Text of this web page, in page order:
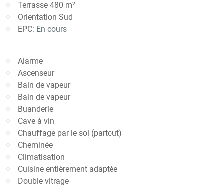
Terrasse 480 m²
Orientation Sud
EPC: En cours
Alarme
Ascenseur
Bain de vapeur
Bain de vapeur
Buanderie
Cave à vin
Chauffage par le sol (partout)
Cheminée
Climatisation
Cuisine entièrement adaptée
Double vitrage